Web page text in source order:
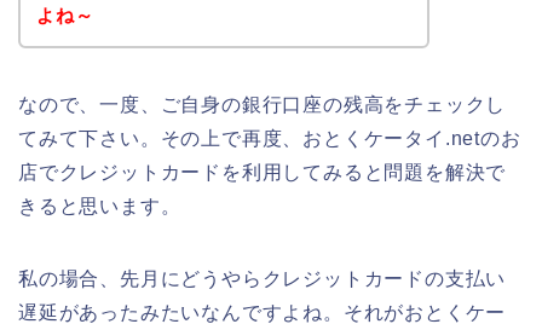
よね～
なので、一度、ご自身の銀行口座の残高をチェックし
てみて下さい。その上で再度、おとくケータイ.netのお
店でクレジットカードを利用してみると問題を解決で
きると思います。
私の場合、先月にどうやらクレジットカードの支払い
遅延があったみたいなんですよね。それがおとくケー